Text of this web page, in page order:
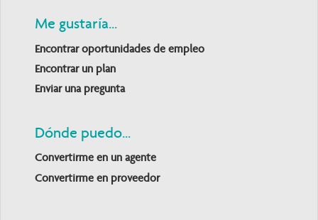
Me gustaría...
Encontrar oportunidades de empleo
Encontrar un plan
Enviar una pregunta
Dónde puedo...
Convertirme en un agente
Convertirme en proveedor